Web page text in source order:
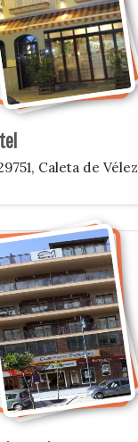
Caleta de Vélez